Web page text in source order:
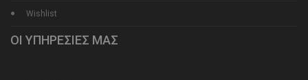
Wishlist
ΟΙ ΥΠΗΡΕΣΙΕΣ ΜΑΣ